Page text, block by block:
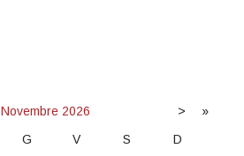
Novembre 2026 >
»
G V S D